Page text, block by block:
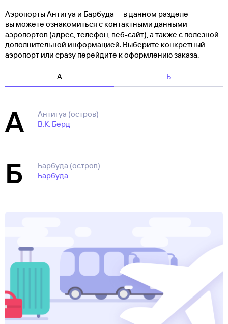
Аэропорты Антигуа и Барбуда — в данном разделе
вы можете ознакомиться с контактными данными
аэропортов (адрес, телефон, веб-сайт), а также с полезной
дополнительной информацией. Выберите конкретный
аэропорт или сразу перейдите к оформлению заказа.
А Б
А
Антигуа (остров)
В.К. Берд
Б
Барбуда (остров)
Барбуда